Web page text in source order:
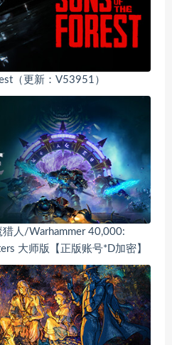
（更新：V53951）
人/Warhammer 40,000:
大师版【正版账号*D加密】